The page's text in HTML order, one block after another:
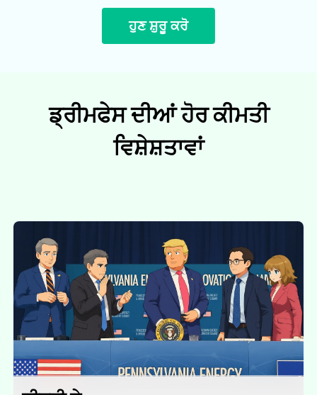
ਹੁਣ ਸ਼ੁਰੂ ਕਰੋ
ਡ੍ਰੀਮਫੇਸ ਦੀਆਂ ਹੋਰ ਕੀਮਤੀ
ਵਿਸ਼ੇਸ਼ਤਾਵਾਂ